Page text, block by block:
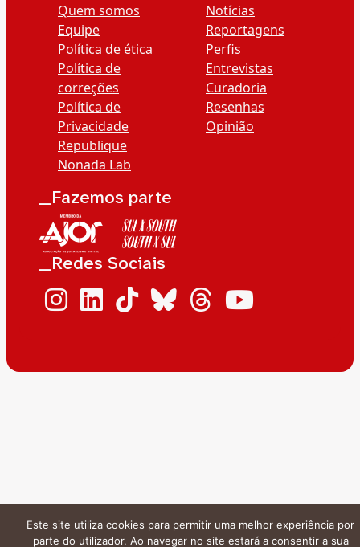
Quem somos
Equipe
Política de ética
Política de
correções
Política de
Privacidade
Republique
Nonada Lab
Notícias
Reportagens
Perfis
Entrevistas
Curadoria
Resenhas
Opinião
__Fazemos parte
__Redes Sociais
Este site utiliza cookies para permitir uma melhor experiência por
parte do utilizador. Ao navegar no site estará a consentir a sua